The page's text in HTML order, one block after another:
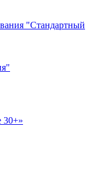
"Стандартный
30+»